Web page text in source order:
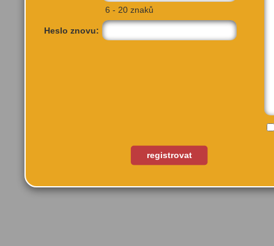
6 - 20 znaků
Heslo znovu:
registrovat